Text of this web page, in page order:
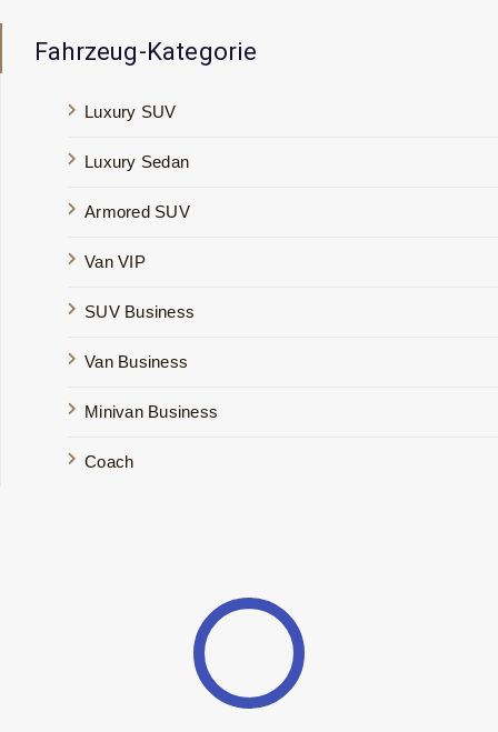
Fahrzeug-Kategorie
Luxury SUV
Luxury Sedan
Armored SUV
Van VIP
SUV Business
Van Business
Minivan Business
Coach